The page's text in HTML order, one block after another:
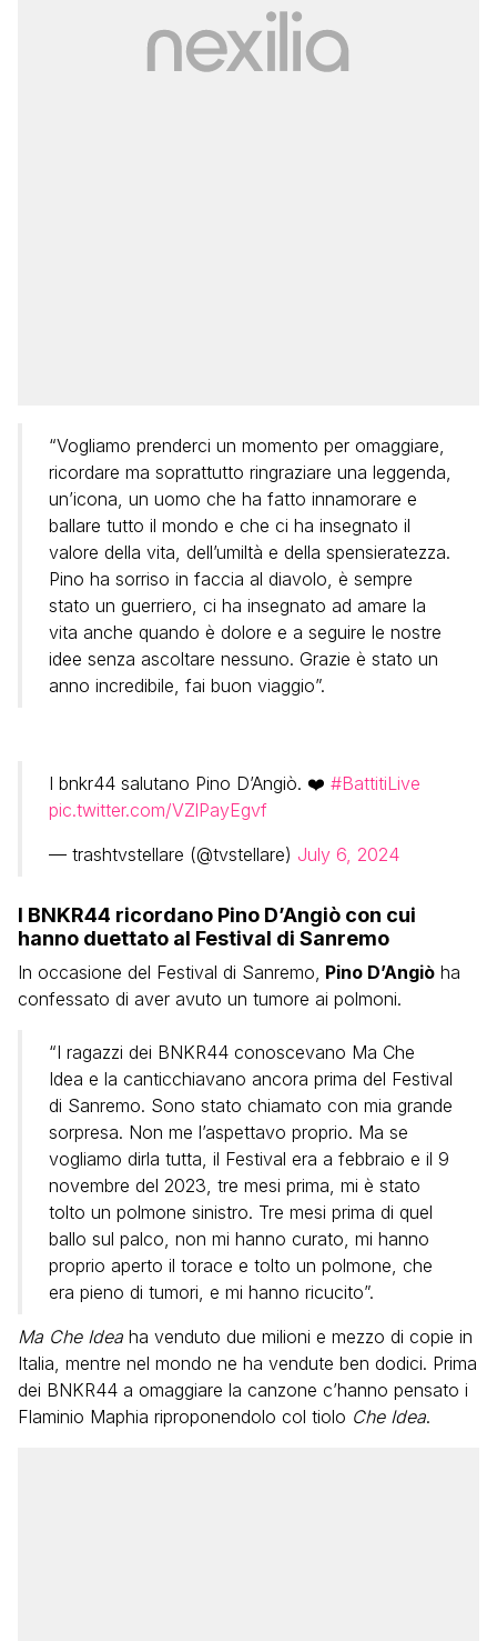
“Vogliamo prenderci un momento per omaggiare,
ricordare ma soprattutto ringraziare una leggenda,
un’icona, un uomo che ha fatto innamorare e
ballare tutto il mondo e che ci ha insegnato il
valore della vita, dell’umiltà e della spensieratezza.
Pino ha sorriso in faccia al diavolo, è sempre
stato un guerriero, ci ha insegnato ad amare la
vita anche quando è dolore e a seguire le nostre
idee senza ascoltare nessuno. Grazie è stato un
anno incredibile, fai buon viaggio”.
I bnkr44 salutano Pino D’Angiò. ❤️ #BattitiLive
pic.twitter.com/VZlPayEgvf
— trashtvstellare (@tvstellare) July 6, 2024
I BNKR44 ricordano Pino D’Angiò con cui
hanno duettato al Festival di Sanremo
In occasione del Festival di Sanremo, Pino D’Angiò ha
confessato di aver avuto un tumore ai polmoni.
“I ragazzi dei BNKR44 conoscevano Ma Che
Idea e la canticchiavano ancora prima del Festival
di Sanremo. Sono stato chiamato con mia grande
sorpresa. Non me l’aspettavo proprio. Ma se
vogliamo dirla tutta, il Festival era a febbraio e il 9
novembre del 2023, tre mesi prima, mi è stato
tolto un polmone sinistro. Tre mesi prima di quel
ballo sul palco, non mi hanno curato, mi hanno
proprio aperto il torace e tolto un polmone, che
era pieno di tumori, e mi hanno ricucito”.
Ma Che Idea ha venduto due milioni e mezzo di copie in
Italia, mentre nel mondo ne ha vendute ben dodici. Prima
dei BNKR44 a omaggiare la canzone c’hanno pensato i
Flaminio Maphia riproponendolo col tiolo Che Idea.